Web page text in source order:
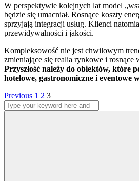
W perspektywie kolejnych lat model
będzie się umacniał. Rosnące koszty
sprzyjają integracji usług. Klienci
przewidywalności i jakości.
Kompleksowość nie jest chwilowym
zmieniające się realia rynkowe i rosnące
Przyszłość należy do obiektów, które
hotelowe, gastronomiczne i eventowe
Stronicowanie
wpisów
Previous Page
1 Page
2 Page
3
Search
for: